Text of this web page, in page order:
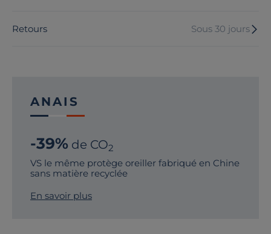
Retours Sous 30 jours
ANAIS
-39% de CO2
VS le même protège oreiller fabriqué en Chine
sans matière recyclée
En savoir plus